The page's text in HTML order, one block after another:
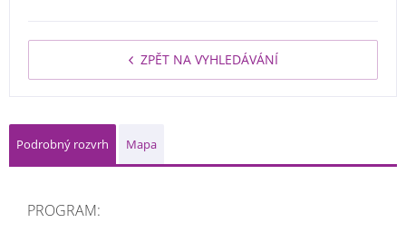
ZPĚT NA VYHLEDÁVÁNÍ
Podrobný rozvrh Mapa
PROGRAM: